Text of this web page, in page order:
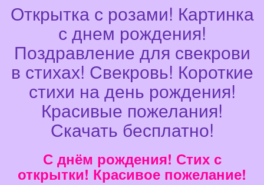
Открытка с розами! Картинка
с днем рождения!
Поздравление для свекрови
в стихах! Свекровь! Короткие
стихи на день рождения!
Красивые пожелания!
Скачать бесплатно!
С днём рождения! Стих с
открытки! Красивое пожелание!